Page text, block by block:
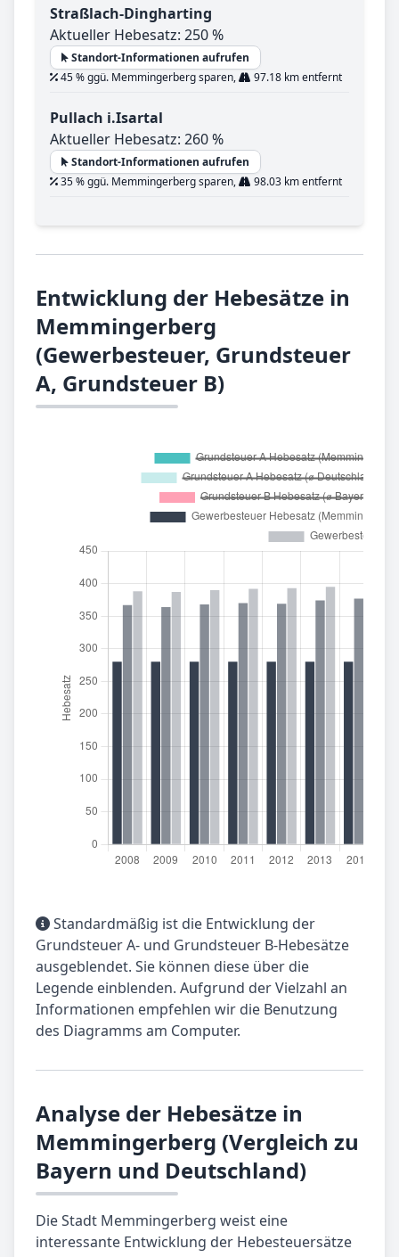
Straßlach-Dingharting
Aktueller Hebesatz: 250 %
Standort-Informationen aufrufen
45 % ggü. Memmingerberg sparen,
97.18 km entfernt
Pullach i.Isartal
Aktueller Hebesatz: 260 %
Standort-Informationen aufrufen
35 % ggü. Memmingerberg sparen,
98.03 km entfernt
Entwicklung der Hebesätze in
Memmingerberg
(Gewerbesteuer, Grundsteuer
A, Grundsteuer B)
Standardmäßig ist die Entwicklung der
Grundsteuer A- und Grundsteuer B-Hebesätze
ausgeblendet. Sie können diese über die
Legende einblenden. Aufgrund der Vielzahl an
Informationen empfehlen wir die Benutzung
des Diagramms am Computer.
Analyse der Hebesätze in
Memmingerberg (Vergleich zu
Bayern und Deutschland)
Die Stadt Memmingerberg weist eine
interessante Entwicklung der Hebesteuersätze